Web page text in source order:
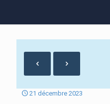
21 décembre 2023